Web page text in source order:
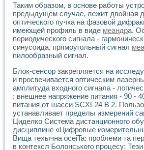
Автоматизация
Использование систем
Исследование
Применение LabVIEW при
Разработка виртуальных
Система блокировок,
Система сбора данных и
Управление температурой
Разработка программного
Использование технологий
Оборудование для
Автоматизация
Применение измерителя
Исследование
Стенд для исследования
Автоматизация контроля
Таким образом, в основе работы
предыдущем случае, лежит двойная
оптического пучка на фазовой
имеющей профиль в виде меандра.
периодического сигнала -
синусоида, прямоугольный сигнал
пилообразный сигнал.
Блок-сенсор закрепляется на
и просвечивается оптическим
амплитуда входного сигнала -
; внешнее напряжение питания - 90 -
питания от шасси SCXI-24 В 2.
устанавливает пределы измерений
Циделко Система дистанционного
дисциплине «Цифровые
Вища техычна oceiTa: проблеми та
в контексл Болонського процесу: